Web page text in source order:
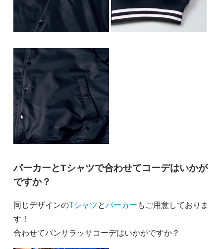
パーカーとTシャツで合わせてコーデはいかが
ですか？
同じデザインのTシャツとパーカー もご用意しておりま
す！
合わせてパンサラッサコーデはいかがですか？